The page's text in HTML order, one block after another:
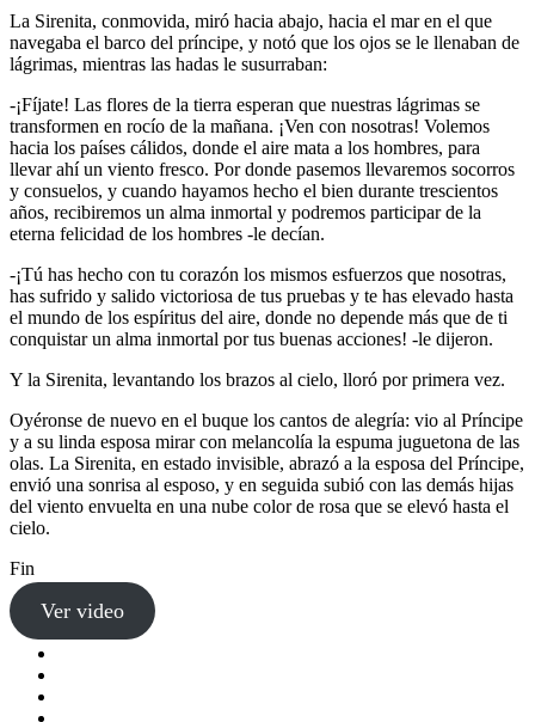
La Sirenita, conmovida, miró hacia abajo, hacia el mar en el que
navegaba el barco del príncipe, y notó que los ojos se le llenaban de
lágrimas, mientras las hadas le susurraban:
-¡Fíjate! Las flores de la tierra esperan que nuestras lágrimas se
transformen en rocío de la mañana. ¡Ven con nosotras! Volemos
hacia los países cálidos, donde el aire mata a los hombres, para
llevar ahí un viento fresco. Por donde pasemos llevaremos socorros
y consuelos, y cuando hayamos hecho el bien durante trescientos
años, recibiremos un alma inmortal y podremos participar de la
eterna felicidad de los hombres -le decían.
-¡Tú has hecho con tu corazón los mismos esfuerzos que nosotras,
has sufrido y salido victoriosa de tus pruebas y te has elevado hasta
el mundo de los espíritus del aire, donde no depende más que de ti
conquistar un alma inmortal por tus buenas acciones! -le dijeron.
Y la Sirenita, levantando los brazos al cielo, lloró por primera vez.
Oyéronse de nuevo en el buque los cantos de alegría: vio al Príncipe
y a su linda esposa mirar con melancolía la espuma juguetona de las
olas. La Sirenita, en estado invisible, abrazó a la esposa del Príncipe,
envió una sonrisa al esposo, y en seguida subió con las demás hijas
del viento envuelta en una nube color de rosa que se elevó hasta el
cielo.
Fin
Ver video